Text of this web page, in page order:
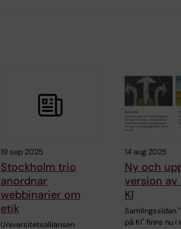
19 sep 2025
Stockholm trio
anordnar
webbinarier om
etik
Universitetsalliansen
14 aug 2025
Ny och
version av
KI
Samlingssidan
på KI" finns nu i